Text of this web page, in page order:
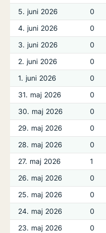
5. juni 2026
0
4. juni 2026
0
3. juni 2026
0
2. juni 2026
0
1. juni 2026
0
31. maj 2026
0
30. maj 2026
0
29. maj 2026
0
28. maj 2026
0
27. maj 2026
1
26. maj 2026
0
25. maj 2026
0
24. maj 2026
0
23. maj 2026
0